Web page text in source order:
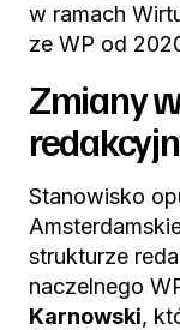
w ramach
ze WP od
Zmiany
Stanowisko
strukturze
naczelnego
Karnowski,